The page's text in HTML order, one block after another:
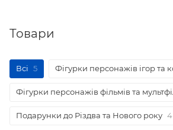
Товари
Всі 5 Фігурки персонажів ігор та
Фігурки персонажів фільмів та
Подарунки до Різдва та Нового року 4